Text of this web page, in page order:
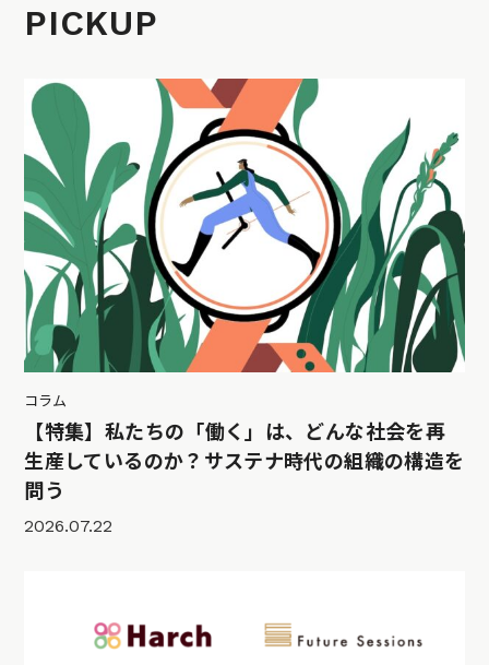
PICKUP
コラム
【特集】私たちの「働く」は、どんな社会を再
生産しているのか？サステナ時代の組織の構造を
問う
2026.07.22